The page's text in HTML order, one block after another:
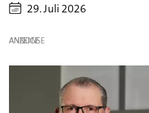
29. Juli 2026
ANZEIGE